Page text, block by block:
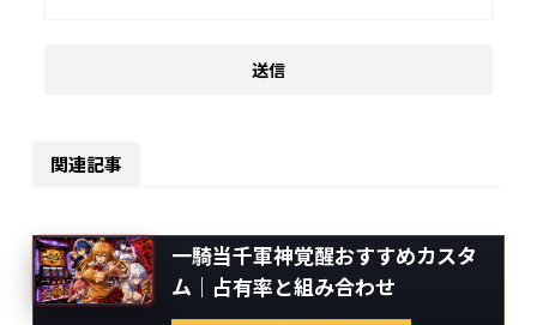
関連記事
一騎当千軍神覚醒おすすめカスタ
ム｜占有率と組み合わせ